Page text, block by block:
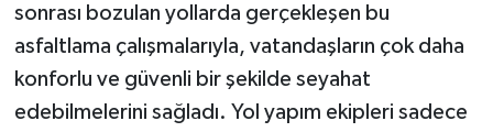
sonrası bozulan yollarda gerçekleşen bu
asfaltlama çalışmalarıyla, vatandaşların çok daha
konforlu ve güvenli bir şekilde seyahat
edebilmelerini sağladı. Yol yapım ekipleri sadece